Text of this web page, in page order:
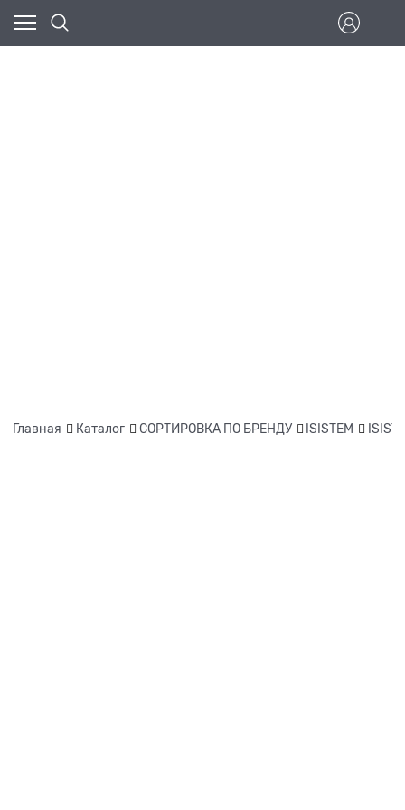
Главная Каталог СОРТИРОВКА ПО БРЕНДУ ISISTEM